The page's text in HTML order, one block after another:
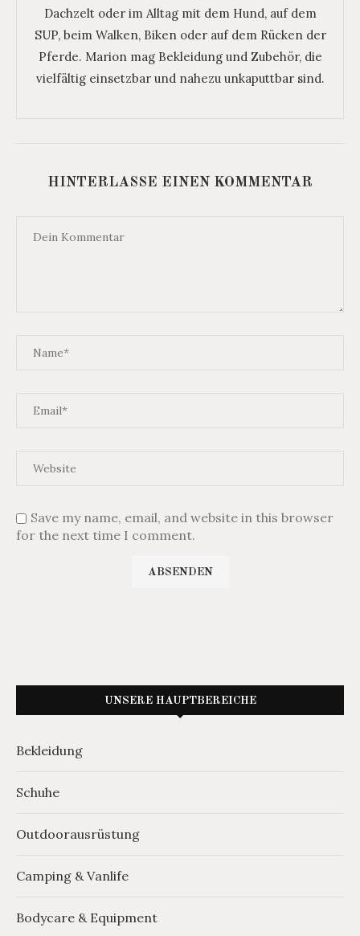
Dachzelt oder im Alltag mit dem Hund, auf dem
SUP, beim Walken, Biken oder auf dem Rücken der
Pferde. Marion mag Bekleidung und Zubehör, die
vielfältig einsetzbar und nahezu unkaputtbar sind.
HINTERLASSE EINEN KOMMENTAR
Save my name, email, and website in this browser
for the next time I comment.
UNSERE HAUPTBEREICHE
Bekleidung
Schuhe
Outdoorausrüstung
Camping & Vanlife
Bodycare & Equipment